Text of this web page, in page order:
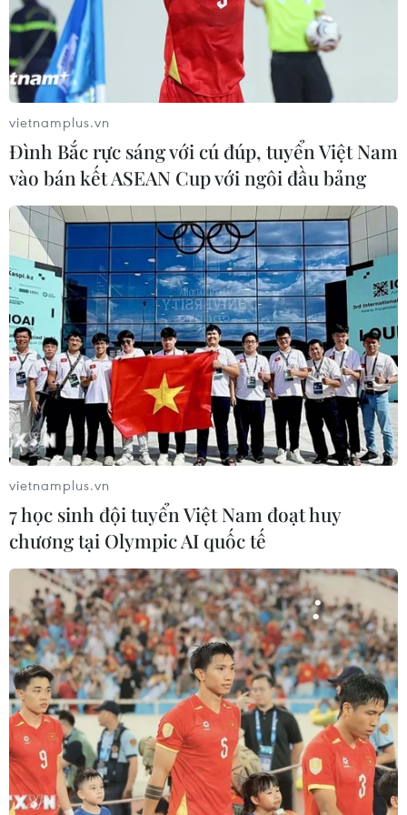
Tổng thống Duterte không cho Mỹ triển
khai tên lửa tại Philippines
08/08/2019 00:23
Mặc dù tồn tại Hiệp ước Phòng thủ chung giữa Mỹ và
Philippines, Tổng thống Duterte cho biết ông sẽ cấm các
vũ khí nước ngoài, bao gồm kho vũ khí hạt nhân, được
vào nước này.
vietnamplus.vn
Đình Bắc rực sáng với cú đúp, tuyển Việt Nam
vào bán kết ASEAN Cup với ngôi đầu bảng
vietnamplus.vn
7 học sinh đội tuyển Việt Nam đoạt huy
chương tại Olympic AI quốc tế